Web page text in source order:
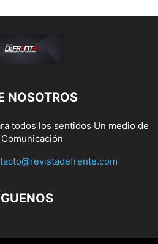
NOSOTROS
todos los sentidos Un medio de
Comunicación